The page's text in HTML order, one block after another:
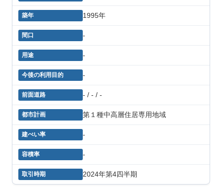
1995年
-
-
-
- / - / -
第１種中高層住居専用地域
-
-
2024年第4四半期